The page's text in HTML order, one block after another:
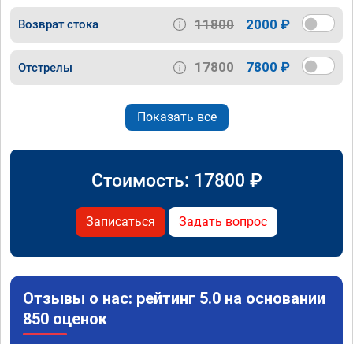
Возврат стока 11800 2000 ₽
Отстрелы 17800 7800 ₽
Показать все
Стоимость: 17800 ₽
Записаться Задать вопрос
Отзывы о нас: рейтинг 5.0 на основании
850 оценок